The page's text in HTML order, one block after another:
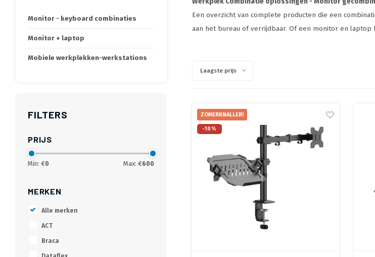
Monitor - keyboard combinaties
Monitor + laptop
Mobiele werkplekken-werkstations
FILTERS
PRIJS
Min: €0 Max: €600
MERKEN
Alle merken
ACT
Braca
Een overzicht van complete producten die een
aan het bureau of verrijdbaar. Of een monitor en
Laagste prijs
ZOMERKNALLER!
-10%